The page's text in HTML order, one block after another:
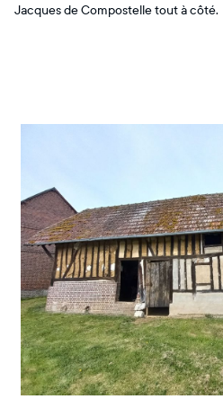
Jacques de Compostelle tout à côté.